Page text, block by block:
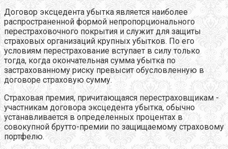
Договор эксцедента убытка является наиболее
распространенной формой непропорционального
перестраховочного покрытия и служит для защиты
страховых организаций крупных убытков. По его
условиям перестрахование вступает в силу только
тогда, когда окончательная сумма убытка по
застрахованному риску превысит обусловленную в
договоре страховую сумму.
Страховая премия, причитающаяся перестраховщикам -
участникам договора эксцедента убытка, обычно
устанавливается в определенных процентах в
совокупной брутто-премии по защищаемому страховому
портфелю.